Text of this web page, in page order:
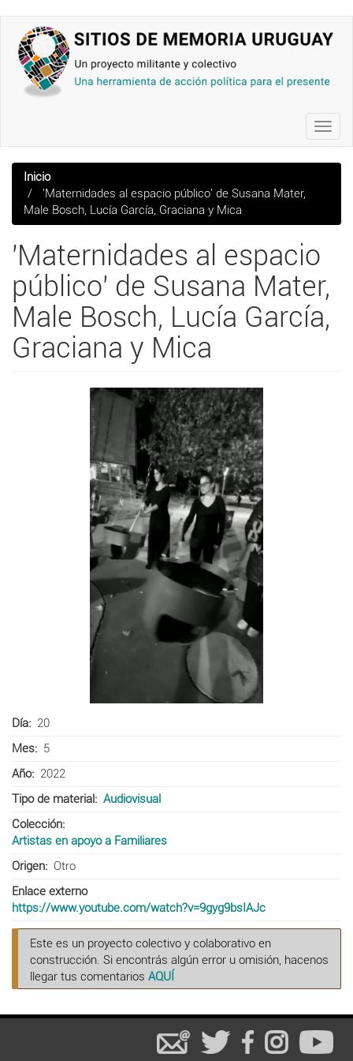
contenido
principal
Inicio
'Maternidades al espacio público' de Susana Mater,
Male Bosch, Lucía García, Graciana y Mica
'Maternidades al espacio
público' de Susana Mater,
Male Bosch, Lucía García,
Graciana y Mica
Día
20
Mes
5
Año
2022
Tipo de material
Audiovisual
Colección
Artistas en apoyo a Familiares
Origen
Otro
Enlace externo
https://www.youtube.com/watch?v=9gyg9bsIAJc
Este es un proyecto colectivo y colaborativo en
construcción. Si encontrás algún error u omisión, hacenos
llegar tus comentarios AQUÍ